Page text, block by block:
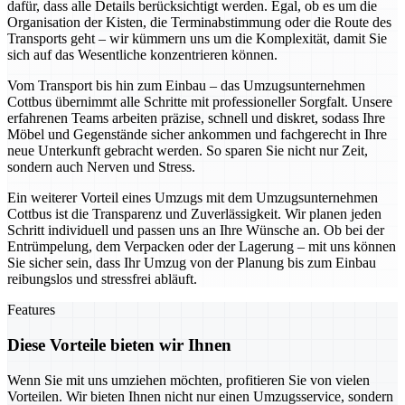
dafür, dass alle Details berücksichtigt werden. Egal, ob es um die
Organisation der Kisten, die Terminabstimmung oder die Route des
Transports geht – wir kümmern uns um die Komplexität, damit Sie
sich auf das Wesentliche konzentrieren können.
Vom Transport bis hin zum Einbau – das Umzugsunternehmen
Cottbus übernimmt alle Schritte mit professioneller Sorgfalt. Unsere
erfahrenen Teams arbeiten präzise, schnell und diskret, sodass Ihre
Möbel und Gegenstände sicher ankommen und fachgerecht in Ihre
neue Unterkunft gebracht werden. So sparen Sie nicht nur Zeit,
sondern auch Nerven und Stress.
Ein weiterer Vorteil eines Umzugs mit dem Umzugsunternehmen
Cottbus ist die Transparenz und Zuverlässigkeit. Wir planen jeden
Schritt individuell und passen uns an Ihre Wünsche an. Ob bei der
Entrümpelung, dem Verpacken oder der Lagerung – mit uns können
Sie sicher sein, dass Ihr Umzug von der Planung bis zum Einbau
reibungslos und stressfrei abläuft.
Features
Diese Vorteile bieten wir Ihnen
Wenn Sie mit uns umziehen möchten, profitieren Sie von vielen
Vorteilen. Wir bieten Ihnen nicht nur einen Umzugsservice, sondern